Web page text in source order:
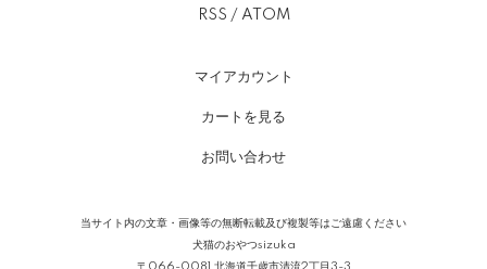
RSS / ATOM
マイアカウント
カートを見る
お問い合わせ
当サイト内の文章・画像等の無断転載及び複製等はご遠慮ください
犬猫のおやつsizuka